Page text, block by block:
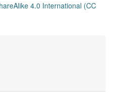
4.0 International (CC